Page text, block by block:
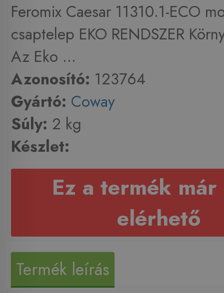
Feromix Caesar 11310.1-ECO
csaptelep EKO RENDSZER
Az Eko ...
Azonosító: 123764
Gyártó: Coway
Súly: 2 kg
Készlet:
Ez a termék már
elérhető
Termék leírás